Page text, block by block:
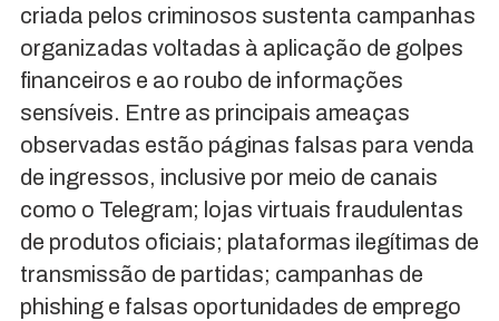
criada pelos criminosos sustenta campanhas
organizadas voltadas à aplicação de golpes
financeiros e ao roubo de informações
sensíveis. Entre as principais ameaças
observadas estão páginas falsas para venda
de ingressos, inclusive por meio de canais
como o Telegram; lojas virtuais fraudulentas
de produtos oficiais; plataformas ilegítimas de
transmissão de partidas; campanhas de
phishing e falsas oportunidades de emprego